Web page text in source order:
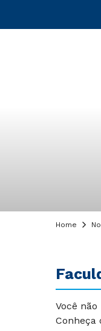
Home
Você
Conheça